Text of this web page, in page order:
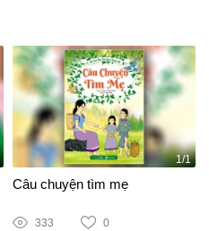
1/1
Câu chuyện tìm mẹ
333 0